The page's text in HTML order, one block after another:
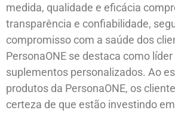
medida, qualidade e eficácia
transparência e confiabilidade,
compromisso com a saúde dos
PersonaONE se destaca como
suplementos personalizados. Ao
produtos da PersonaONE, os
certeza de que estão investindo